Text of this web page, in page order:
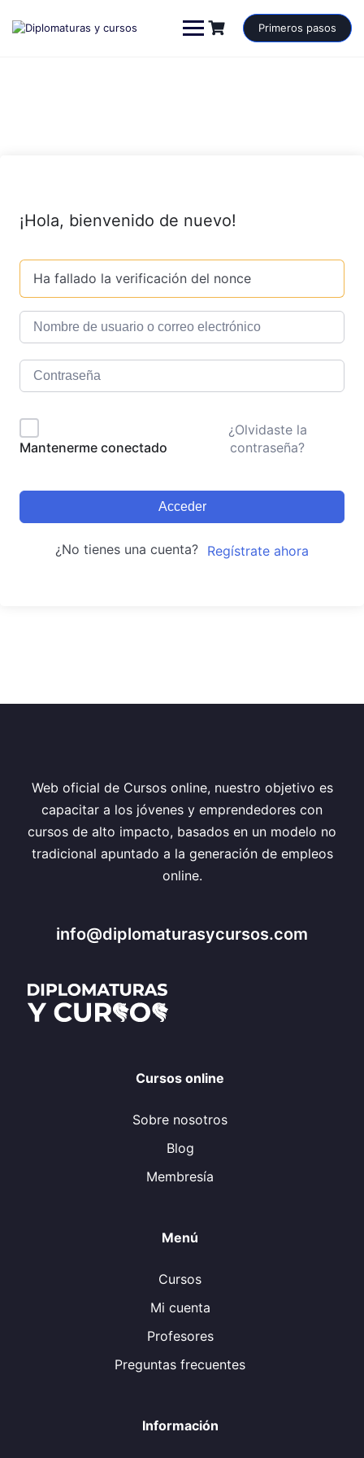
contenido
Primeros pasos
¡Hola, bienvenido de nuevo!
Ha fallado la verificación del nonce
Mantenerme conectado
¿Olvidaste la
contraseña?
Acceder
¿No tienes una cuenta? Regístrate ahora
Web oficial de Cursos online, nuestro objetivo es
capacitar a los jóvenes y emprendedores con
cursos de alto impacto, basados en un modelo no
tradicional apuntado a la generación de empleos
online.
info@diplomaturasycursos.com
Cursos online
Sobre nosotros
Blog
Membresía
Menú
Cursos
Mi cuenta
Profesores
Preguntas frecuentes
Información